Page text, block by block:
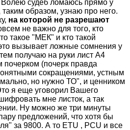
Волею судеб ломаюсь прямо у
образом, узнаю про него.
на которой не разрешают
не важно для того, кто
такое "МЕК" и кто такой
вызывает ложные сомнения у
получаю на руки лист А4
(почерк правда
сокращениями, устным
но нужно ТО", и ценником
я еще уговорил Вашего
мне листок, а так
Ну можно же три минуты
предложений, что хотя бы
за 9800. А то ETU , PCU и все